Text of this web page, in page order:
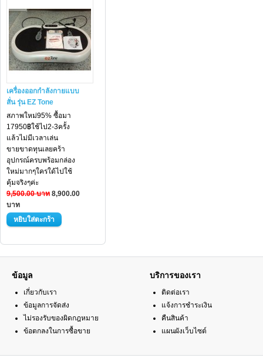
เครื่องออกกำลังกายแบบ
สั่น รุ่น EZ Tone
สภาพใหม่95% ซื้อมา
17950฿ใช้ไป2-3ครั้ง
แล้วไม่มีเวลาเล่น
ขายขาดทุนเลยคร้า
อุปกรณ์ครบพร้อมกล่อง
ใหม่มากๆใครใด้ไปใช้
คุ้มจริงๆค่ะ
9,500.00 บาท 8,900.00
บาท
ข้อมูล
เกี่ยวกับเรา
ข้อมูลการจัดส่ง
ไม่รองรับของผิดกฎหมาย
ข้อตกลงในการซื้อขาย
บริการของเรา
ติดต่อเรา
แจ้งการชำระเงิน
คืนสินค้า
แผนผังเว็บไซต์